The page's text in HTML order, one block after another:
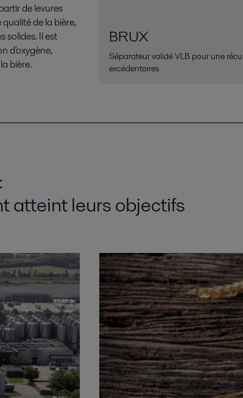
de levures
de la bière,
solides. Il est
d'oxygène,
bière.
BRUX
Séparateur validé VLB pour une
excédentaires
atteint leurs objectifs